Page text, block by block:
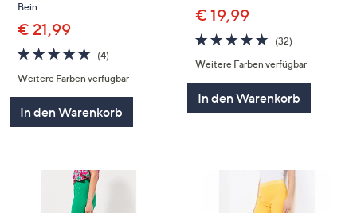
Bein
€ 21,99
4.8
von
5
(4)4
Weitere Farben verfügbar
In den Warenkorb
€ 19,99
4.7
von
5
(32)32
Weitere Farben verfügbar
In den Warenkorb